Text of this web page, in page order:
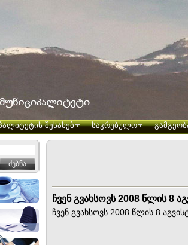
შესახებ საკრებულო
ჩვენ გვახსოვს 2008 წლის 8
ჩვენ გვახსოვს 2008 წლის 8